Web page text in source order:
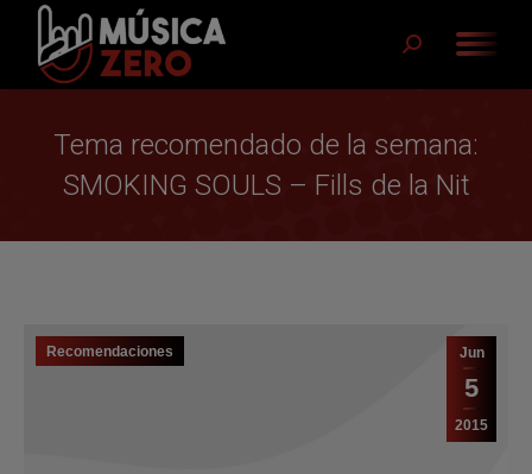
Buscar:
Tema recomendado de la semana:
SMOKING SOULS – Fills de la Nit
Jun
5
2015
Recomendaciones